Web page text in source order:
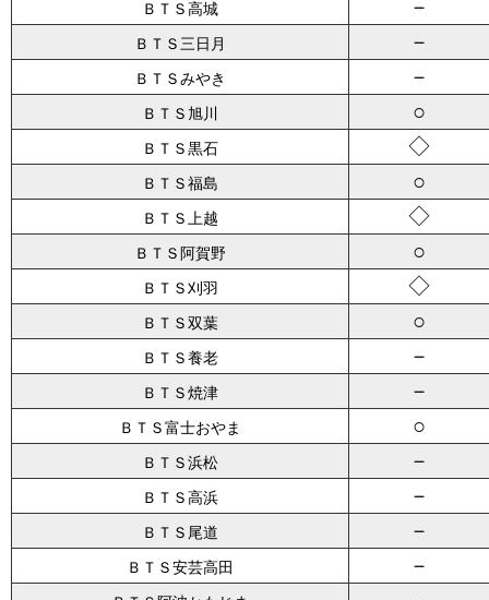
ＢＴＳ高城 －
ＢＴＳ三日月 －
ＢＴＳみやき －
ＢＴＳ旭川 ○
ＢＴＳ黒石 ◇
ＢＴＳ福島 ○
ＢＴＳ上越 ◇
ＢＴＳ阿賀野 ○
ＢＴＳ刈羽 ◇
ＢＴＳ双葉 ○
ＢＴＳ養老 －
ＢＴＳ焼津 －
ＢＴＳ富士おやま ○
ＢＴＳ浜松 －
ＢＴＳ高浜 －
ＢＴＳ尾道 －
ＢＴＳ安芸高田 －